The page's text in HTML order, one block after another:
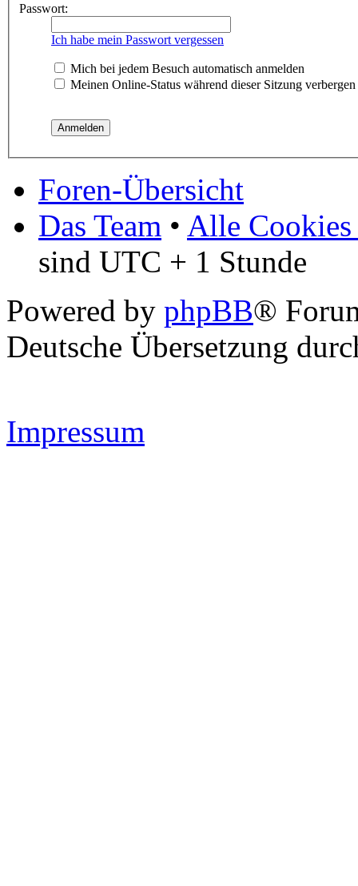
Passwort:
Ich habe mein Passwort vergessen
Mich bei jedem Besuch automatisch anmelden
Meinen Online-Status während dieser Sitzung verbergen
Foren-Übersicht
Das Team • Alle Cookies
sind UTC + 1 Stunde
Powered by phpBB®
Deutsche Übersetzung
Impressum